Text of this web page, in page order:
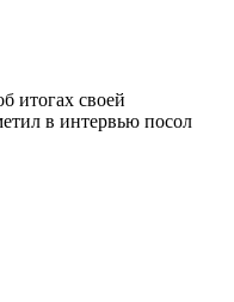
итогах своей
в интервью посол